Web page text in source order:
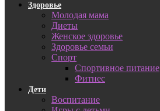
Здоровье
Молодая мама
Диеты
Женское здоровье
Здоровье семьи
Спорт
Спортивное питание
Фитнес
Дети
Воспитание